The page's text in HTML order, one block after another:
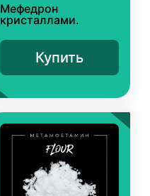
Мефедрон
кристаллами.
Купить